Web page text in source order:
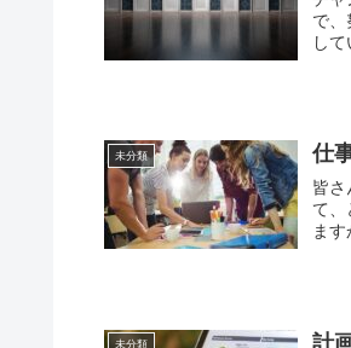
で、
して
未分類 仕
皆さ
て、
未分類 計